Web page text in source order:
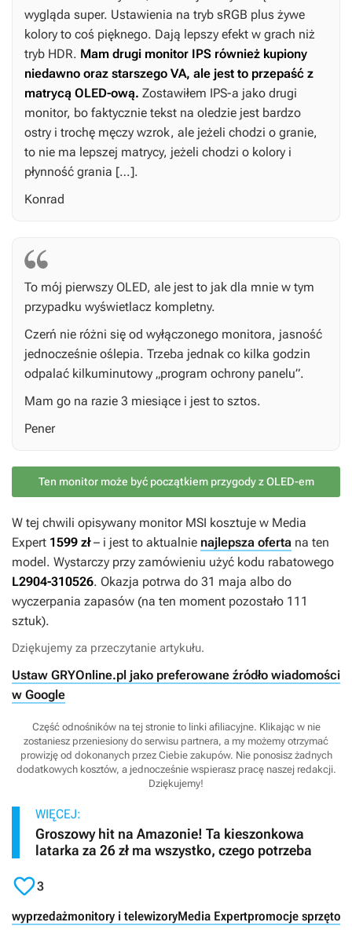
wygląda super. Ustawienia na tryb sRGB plus żywe
kolory to coś pięknego. Dają lepszy efekt w grach niż
tryb HDR. Mam drugi monitor IPS również kupiony
niedawno oraz starszego VA, ale jest to przepaść z
matrycą OLED-ową. Zostawiłem IPS-a jako drugi
monitor, bo faktycznie tekst na oledzie jest bardzo
ostry i trochę męczy wzrok, ale jeżeli chodzi o granie,
to nie ma lepszej matrycy, jeżeli chodzi o kolory i
płynność grania […].
Konrad
To mój pierwszy OLED, ale jest to jak dla mnie w tym
przypadku wyświetlacz kompletny.
Czerń nie różni się od wyłączonego monitora, jasność
jednocześnie oślepia. Trzeba jednak co kilka godzin
odpalać kilkuminutowy „program ochrony panelu”.
Mam go na razie 3 miesiące i jest to sztos.
Pener
Ten monitor może być początkiem przygody z OLED-em
W tej chwili opisywany monitor MSI kosztuje w Media
Expert 1599 zł– i jest to aktualnie najlepsza oferta na ten
model. Wystarczy przy zamówieniu użyć kodu rabatowego
L2904-310526. Okazja potrwa do 31 maja albo do
wyczerpania zapasów (na ten moment pozostało 111
sztuk).
Dziękujemy za przeczytanie artykułu.
Ustaw GRYOnline.pl jako preferowane źródło wiadomości
w Google
Część odnośników na tej stronie to linki afiliacyjne. Klikając w nie
zostaniesz przeniesiony do serwisu partnera, a my możemy otrzymać
prowizję od dokonanych przez Ciebie zakupów. Nie ponosisz żadnych
dodatkowych kosztów, a jednocześnie wspierasz pracę naszej redakcji.
Dziękujemy!
WIĘCEJ:
Groszowy hit na Amazonie! Ta kieszonkowa
latarka za 26 zł ma wszystko, czego potrzeba
3
wyprzedażmonitory i telewizoryMedia Expertpromocje